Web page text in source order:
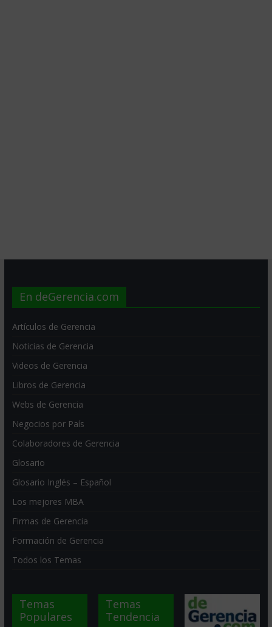
En deGerencia.com
Artículos de Gerencia
Noticias de Gerencia
Videos de Gerencia
Libros de Gerencia
Webs de Gerencia
Negocios por País
Colaboradores de Gerencia
Glosario
Glosario Inglés – Español
Los mejores MBA
Firmas de Gerencia
Formación de Gerencia
Todos los Temas
Temas
Populares
Temas
Tendencia